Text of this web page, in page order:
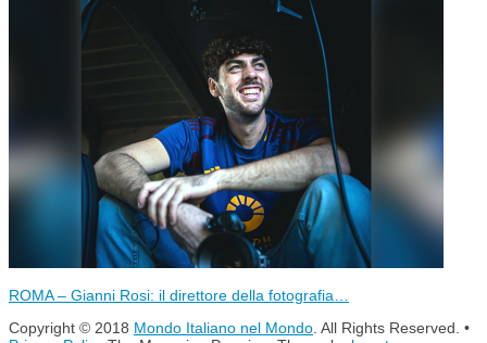
ROMA – Gianni Rosi: il direttore della fotografia…
Copyright © 2018 Mondo Italiano nel Mondo . All Rights Reserved. •